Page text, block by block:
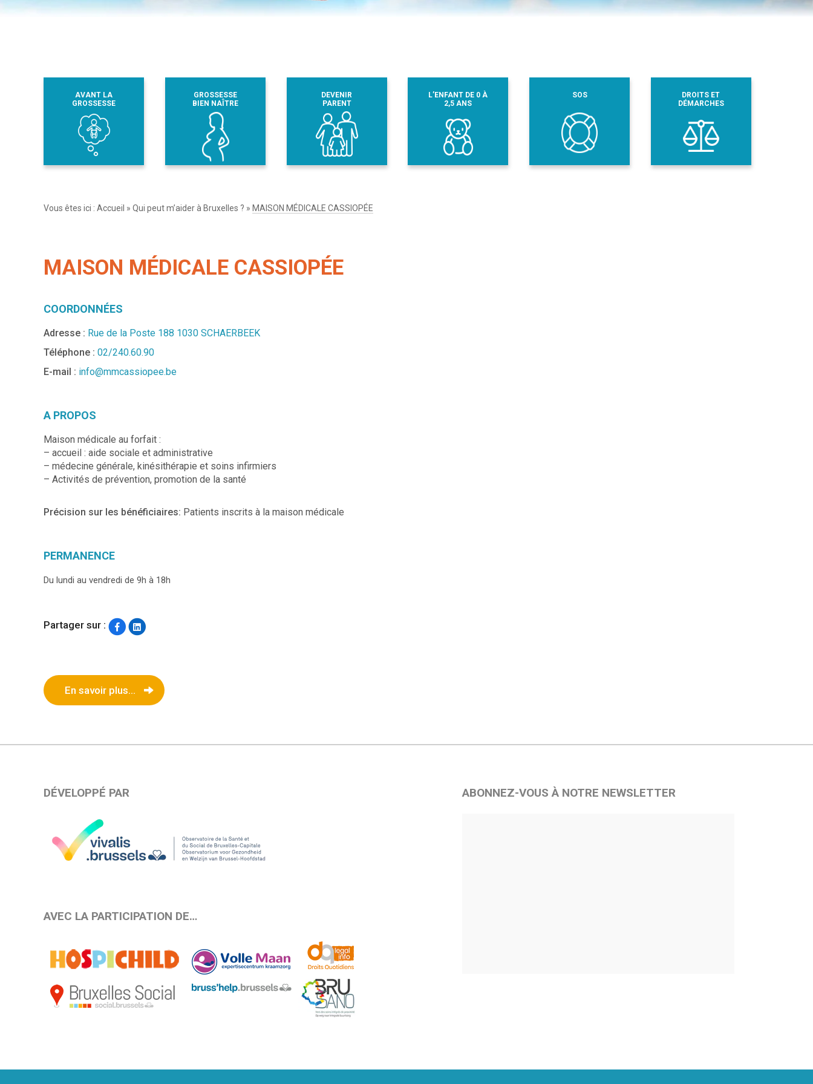
AVANT LA
GROSSESSE
GROSSESSE
BIEN NAÎTRE
DEVENIR
PARENT
L’ENFANT DE 0 À
2,5 ANS
SOS
DROITS ET
DÉMARCHES
Vous êtes ici : Accueil » Qui peut m’aider à Bruxelles ? » MAISON MÉDICALE CASSIOPÉE
MAISON MÉDICALE CASSIOPÉE
COORDONNÉES
Adresse : Rue de la Poste 188 1030 SCHAERBEEK
Téléphone : 02/240.60.90
E-mail : info@mmcassiopee.be
A PROPOS
Maison médicale au forfait :
– accueil : aide sociale et administrative
– médecine générale, kinésithérapie et soins infirmiers
– Activités de prévention, promotion de la santé
Précision sur les bénéficiaires: Patients inscrits à la maison médicale
PERMANENCE
Du lundi au vendredi de 9h à 18h
Partager sur :
En savoir plus...
DÉVELOPPÉ PAR
AVEC LA PARTICIPATION DE…
ABONNEZ-VOUS À NOTRE NEWSLETTER